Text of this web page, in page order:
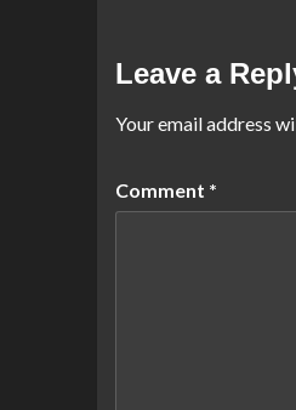
Leave a
Your email address
Comment *